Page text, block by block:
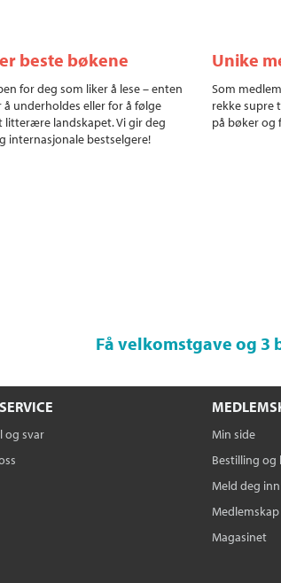
beste bøkene
for deg som liker å lese – enten
å underholdes eller for å følge
litterære landskapet. Vi gir deg
internasjonale bestselgere!
Unike
Som
rekke supre
på bøker og
Få velkomstgave og 3
og svar
Min side
Bestilling og
Meld deg inn
Medlemskap
Magasinet